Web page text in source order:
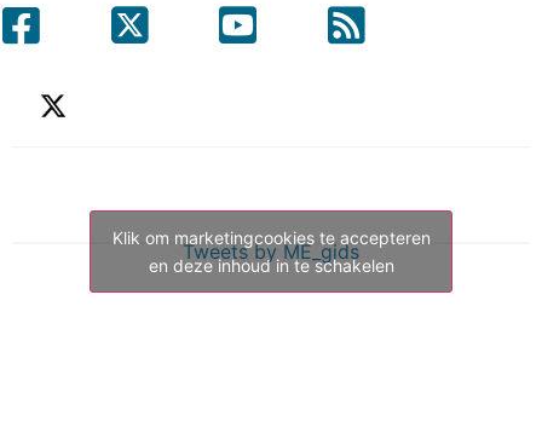
Tweets by ME_gids
Klik om marketingcookies te accepteren
en deze inhoud in te schakelen